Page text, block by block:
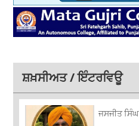
ਸ਼ਖ਼ਸੀਅਤ / ਇੰਟਰਵਿਊ
ਜਸਜੀਤ